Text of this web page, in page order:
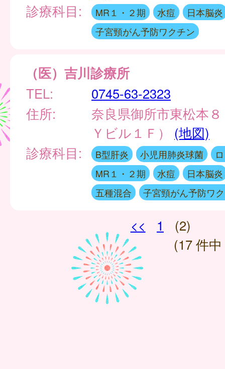
診療科目:
MR１・２期 水痘
日本脳炎
子宮頸がん予防ワクチン
（医）吉川診療所
TEL:
0745-63-2323
住所:
奈良県御所市東松本
Ｙビル１Ｆ） (地図)
診療科目:
B型肝炎 小児用肺炎球菌
MR１・２期
水痘
日本脳炎
五種混合
子宮頸がん予防ワ
<< 1
(2)
(17 件